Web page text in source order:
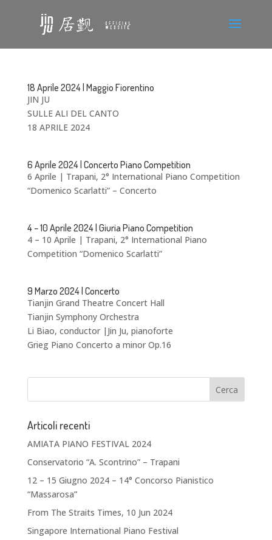
18 Aprile 2024 | Maggio Fiorentino
JIN JU
SULLE ALI DEL CANTO
18 APRILE 2024
6 Aprile 2024 | Concerto Piano Competition
6 Aprile | Trapani, 2° International Piano Competition
“Domenico Scarlatti” – Concerto
4 – 10 Aprile 2024 | Giuria Piano Competition
4 – 10 Aprile | Trapani, 2° International Piano
Competition “Domenico Scarlatti”
9 Marzo 2024 | Concerto
Tianjin Grand Theatre Concert Hall
Tianjin Symphony Orchestra
Li Biao, conductor |Jin Ju, pianoforte
Grieg Piano Concerto a minor Op.16
Articoli recenti
AMIATA PIANO FESTIVAL 2024
Conservatorio “A. Scontrino” – Trapani
12 – 15 Giugno 2024 – 14° Concorso Pianistico
“Massarosa”
From The Straits Times, 10 Jun 2024
Singapore International Piano Festival